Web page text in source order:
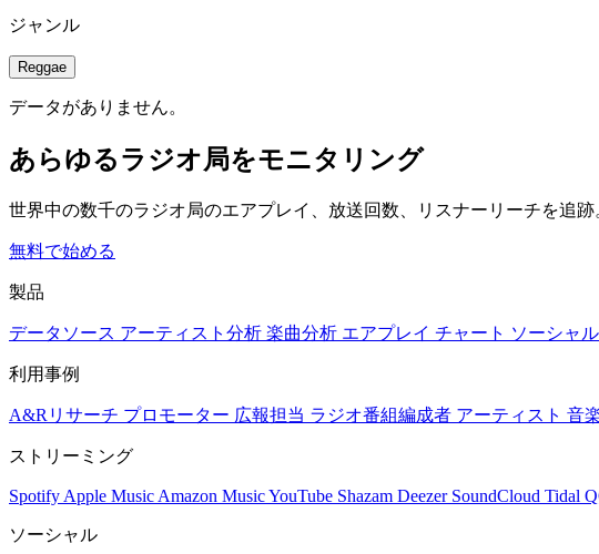
ジャンル
Reggae
データがありません。
あらゆるラジオ局をモニタリング
世界中の数千のラジオ局のエアプレイ、放送回数、リスナーリーチを追跡
無料で始める
製品
データソース アーティスト分析 楽曲分析 エアプレイ チャート ソーシャ
利用事例
A&Rリサーチ プロモーター 広報担当 ラジオ番組編成者 アーティスト 音
ストリーミング
Spotify Apple Music Amazon MusicYouTube Shazam Deezer SoundCloud Tidal
ソーシャル